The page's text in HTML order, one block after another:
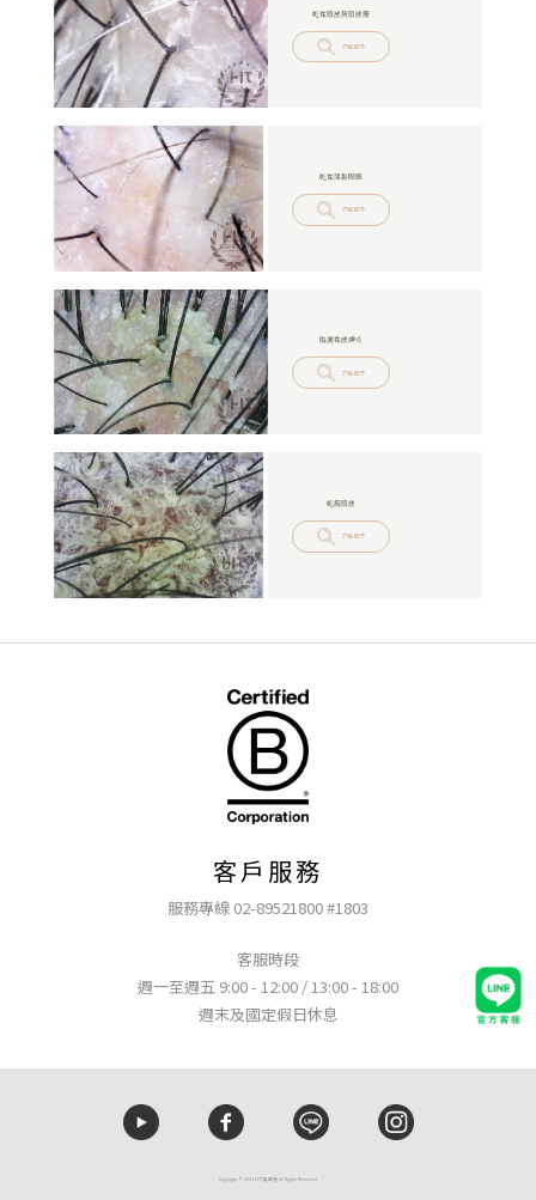
乾性頭皮屑頭皮癢
了解更多
乾性落髮問題
了解更多
脂漏性皮膚炎
了解更多
乾癬頭皮
了解更多
客戶服務
服務專線 02-89521800 #1803
客服時段
週一至週五 9:00 - 12:00 / 13:00 - 18:00
週末及國定假日休息
Copyright © 2021 HIT髮學苑 All Rights Reserved